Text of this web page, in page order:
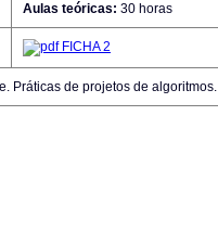
Aulas teóricas: 30 horas
FICHA 2
Práticas de projetos de algoritmos.